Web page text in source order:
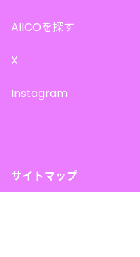
AIICOを探す
X
Instagram
サイトマップ